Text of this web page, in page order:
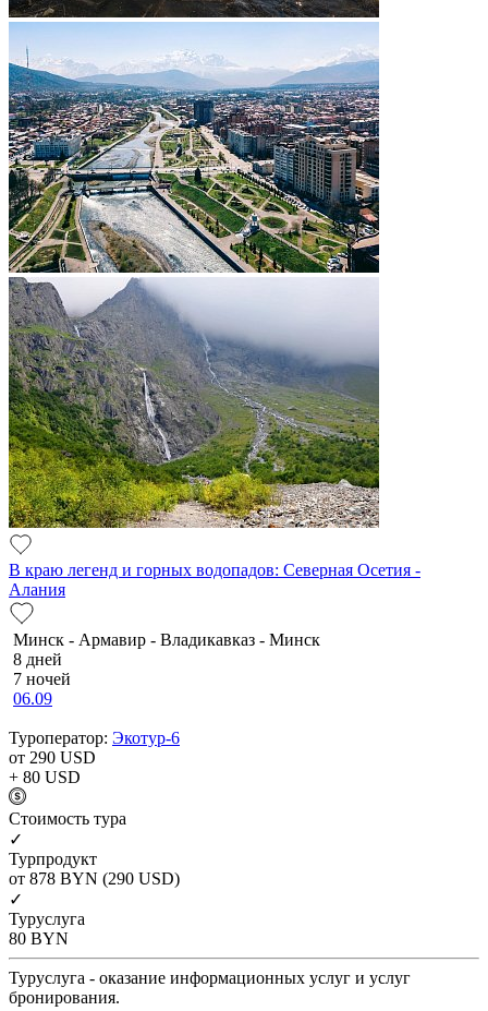
В краю легенд и горных водопадов: Северная Осетия -
Алания
Минск - Армавир - Владикавказ - Минск
8 дней
7 ночей
06.09
Туроператор: Экотур-6
от 290 USD
+ 80 USD
Cтоимость тура
✓
Турпродукт
от 878 BYN (290 USD)
✓
Туруслуга
80 BYN
Туруслуга - оказание информационных услуг и услуг
бронирования.